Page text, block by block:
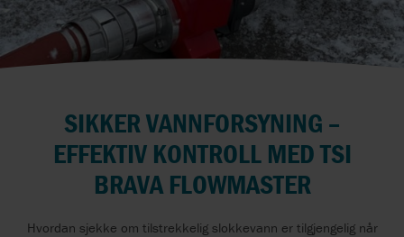
SIKKER VANNFORSYNING –
EFFEKTIV KONTROLL MED TSI
BRAVA FLOWMASTER
Hvordan sjekke om tilstrekkelig slokkevann er tilgjengelig når